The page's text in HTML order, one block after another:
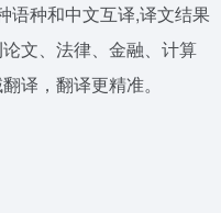
语种和中文互译,译文结果
文、法律、金融、计算
译，翻译更精准。